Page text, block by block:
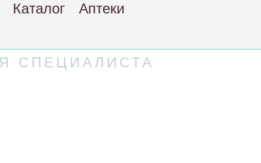
Каталог Аптеки
СПЕЦИАЛИСТА